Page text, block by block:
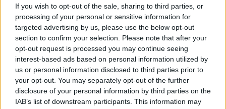
If you wish to opt-out of the sale, sharing to third parties, or
processing of your personal or sensitive information for
targeted advertising by us, please use the below opt-out
section to confirm your selection. Please note that after your
opt-out request is processed you may continue seeing
interest-based ads based on personal information utilized by
us or personal information disclosed to third parties prior to
your opt-out. You may separately opt-out of the further
disclosure of your personal information by third parties on the
IAB’s list of downstream participants. This information may
Il Presidente
​Il Giro
Insopportabile
​Mentre
Luana
​Ci vuole Fedez
​Cronaca di un vaccino annunciato
​Liberazione
Esternazioni
Vaxzevria
Nazionali